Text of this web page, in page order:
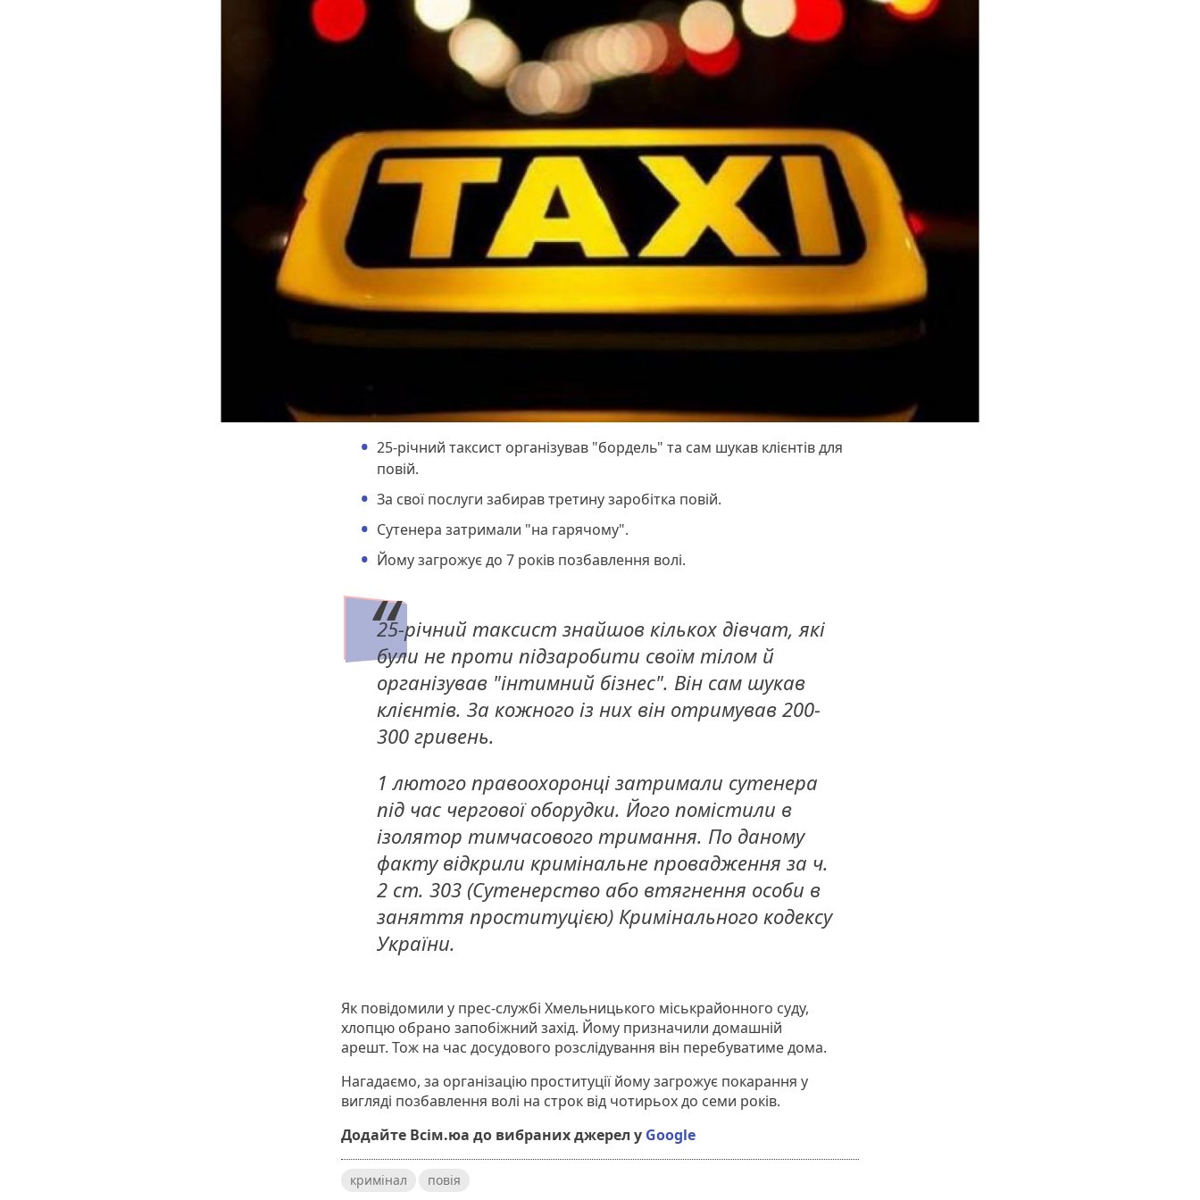
25-річний таксист організував "бордель" та сам шукав клієнтів для
повій.
За свої послуги забирав третину заробітка повій.
Сутенера затримали "на гарячому".
Йому загрожує до 7 років позбавлення волі.
25-річний таксист знайшов кількох дівчат, які
були не проти підзаробити своїм тілом й
організував "інтимний бізнес". Він сам шукав
клієнтів. За кожного із них він отримував 200-
300 гривень.
1 лютого правоохоронці затримали сутенера
під час чергової оборудки. Його помістили в
ізолятор тимчасового тримання. По даному
факту відкрили кримінальне провадження за ч.
2 ст. 303 (Сутенерство або втягнення особи в
заняття проституцією) Кримінального кодексу
України.
Як повідомили у прес-службі Хмельницького міськрайонного суду,
хлопцю обрано запобіжний захід. Йому призначили домашній
арешт. Тож на час досудового розслідування він перебуватиме дома.
Нагадаємо, за організацію проституції йому загрожує покарання у
вигляді позбавлення волі на строк від чотирьох до семи років.
Додайте Всім.юа до вибраних джерел у Google
кримінал повія